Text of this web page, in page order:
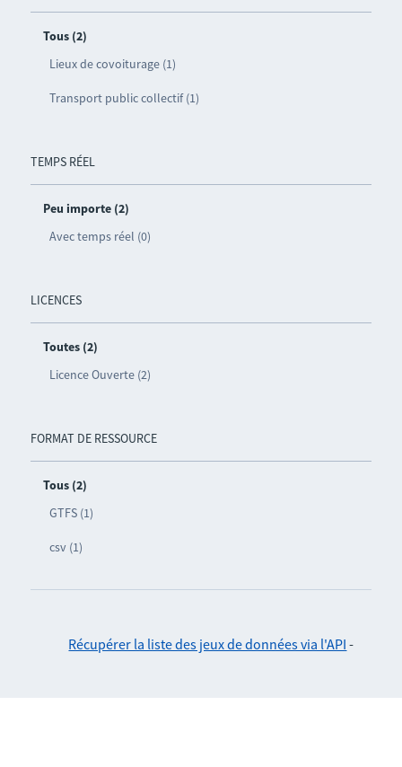
Tous (2)
Lieux de covoiturage (1)
Transport public collectif (1)
TEMPS RÉEL
Peu importe (2)
Avec temps réel (0)
LICENCES
Toutes (2)
Licence Ouverte (2)
FORMAT DE RESSOURCE
Tous (2)
GTFS (1)
csv (1)
Récupérer la liste des jeux de données via l'API -